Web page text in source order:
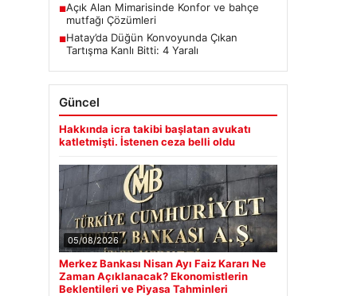
■Açık Alan Mimarisinde Konfor ve bahçe
mutfağı Çözümleri
■Hatay’da Düğün Konvoyunda Çıkan
Tartışma Kanlı Bitti: 4 Yaralı
Güncel
Hakkında icra takibi başlatan avukatı
katletmişti. İstenen ceza belli oldu
05/08/2026
Merkez Bankası Nisan Ayı Faiz Kararı Ne
Zaman Açıklanacak? Ekonomistlerin
Beklentileri ve Piyasa Tahminleri